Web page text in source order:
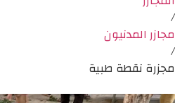
/
مجازر المدنيون
/
مجزرة نقطة طبية